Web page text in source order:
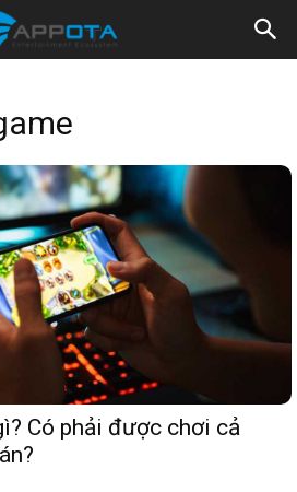
Có phải được chơi cả